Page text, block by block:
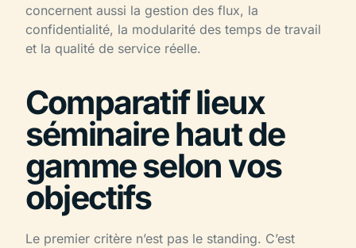
concernent aussi la gestion des flux, la
confidentialité, la modularité des temps de travail
et la qualité de service réelle.
Comparatif lieux
séminaire haut de
gamme selon vos
objectifs
Le premier critère n’est pas le standing. C’est